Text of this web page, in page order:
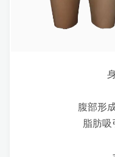
腹部形
脂肪吸